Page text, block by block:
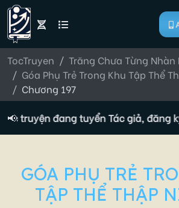
TocTruyen
Trăng Chưa Từng Nhàn
Góa Phụ Trẻ Trong Khu Tập Thể
Chương 197
📢truyện đang tuyển Tác giả, đăng
GÓA PHỤ TRẺ
TẬP THỂ THẬP